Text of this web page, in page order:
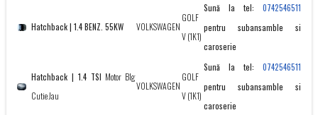
Hatchback | 1.4 BENZ. 55KW VOLKSWAGEN
GOLF
V (1K1)
Sună la tel: 0742546511
pentru subansamble si
caroserie
Hatchback | 1.4 TSI Motor Blg
Cutie Jau
VOLKSWAGEN
GOLF
V (1K1)
Sună la tel: 0742546511
pentru subansamble si
caroserie